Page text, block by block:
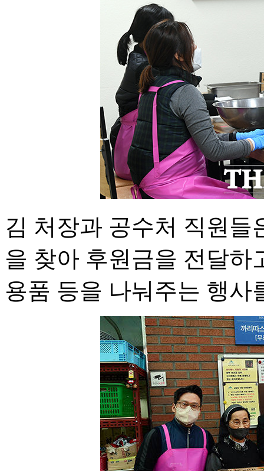
김 처장과 공수처 직원들
을 찾아 후원금을 전달하
용품 등을 나눠주는 행사